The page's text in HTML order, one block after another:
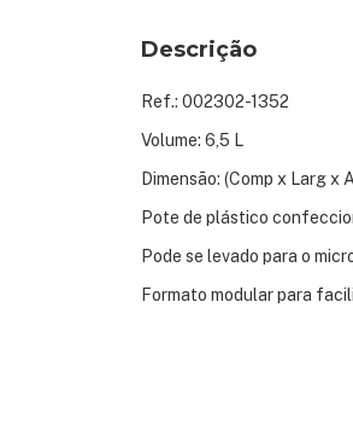
Descrição
Ref.: 002302-1352
Volume: 6,5 L
Dimensão: (Comp x Larg x
Pote de plástico
Pode se levado para o
Formato modular para